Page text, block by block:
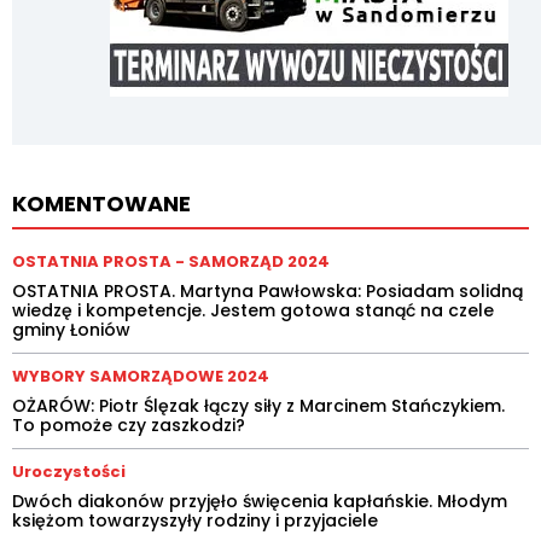
KOMENTOWANE
OSTATNIA PROSTA - SAMORZĄD 2024
OSTATNIA PROSTA. Martyna Pawłowska: Posiadam solidną
wiedzę i kompetencje. Jestem gotowa stanąć na czele
gminy Łoniów
WYBORY SAMORZĄDOWE 2024
OŻARÓW: Piotr Ślęzak łączy siły z Marcinem Stańczykiem.
To pomoże czy zaszkodzi?
Uroczystości
Dwóch diakonów przyjęło święcenia kapłańskie. Młodym
księżom towarzyszyły rodziny i przyjaciele